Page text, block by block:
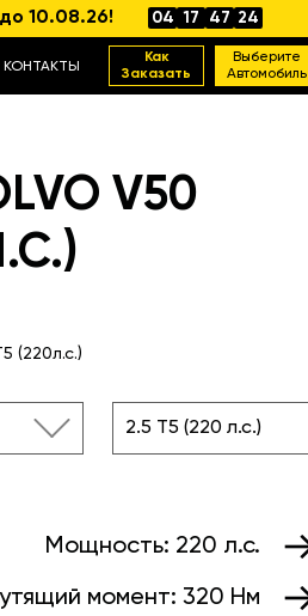
10.08.26! 04 17 47 23
КОНТАКТЫ
Как
Заказать
Выберите
Автомобиль
V50
(220л.с.)
2.5 T5 (220 л.с.)
Мощность: 220 л.с.
момент: 320 Нм